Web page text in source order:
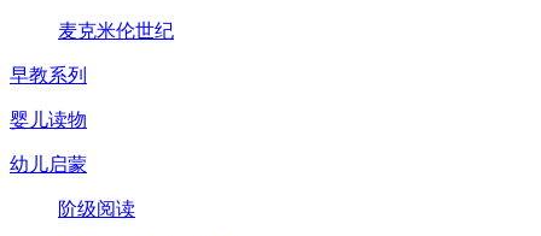
麦克米伦世纪
早教系列
婴儿读物
幼儿启蒙
阶级阅读